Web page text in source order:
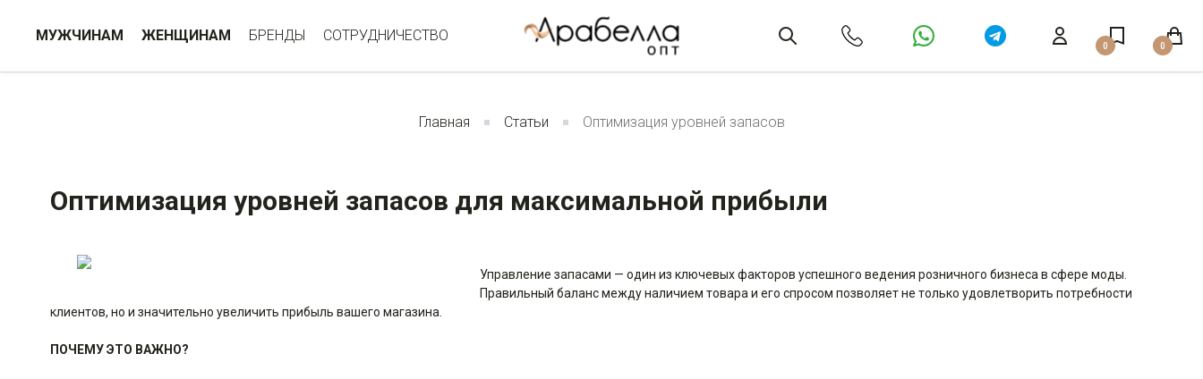
МУЖЧИНАМ ЖЕНЩИНАМ БРЕНДЫ СОТРУДНИЧЕСТВО
0 0
Главная Статьи Оптимизация уровней запасов
Оптимизация уровней запасов для максимальной прибыли
Управление запасами — один из ключевых факторов успешного ведения розничного бизнеса в сфере моды.
Правильный баланс между наличием товара и его спросом позволяет не только удовлетворить потребности
клиентов, но и значительно увеличить прибыль вашего магазина.
ПОЧЕМУ ЭТО ВАЖНО?